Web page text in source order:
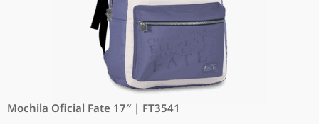
Mochila Oficial Fate 17″ | FT3541